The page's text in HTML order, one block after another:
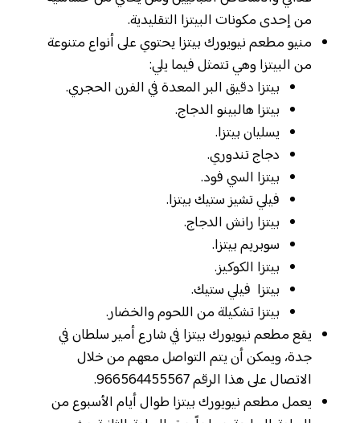
من إحدى مكونات البيتزا التقليدية.
منيو مطعم نيويورك بيتزا يحتوي على أنواع متنوعة
من البيتزا وهي تتمثل فيما يلي:
بيتزا دقيق البر المعدة في الفرن الحجري.
بيتزا هالبينو الدجاج.
يسليان بيتزا.
دجاج تندوري.
بيتزا السي فود.
فيلي تشيز ستيك بيتزا.
بيتزا رانش الدجاج.
سوبريم بيتزا.
بيتزا الكوكيز.
بيتزا فيلي ستيك.
بيتزا تشكيلة من اللحوم والخضار.
يقع مطعم نيويورك بيتزا في شارع أمير سلطان في
جدة، ويمكن أن يتم التواصل معهم من خلال
الاتصال على هذا الرقم 966564455567.
يعمل مطعم نيويورك بيتزا طوال أيام الأسبوع من